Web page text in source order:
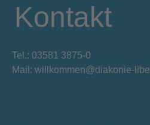
Kontakt
Tel.: 03581 3875-0
Mail: willkommen@diakonie-